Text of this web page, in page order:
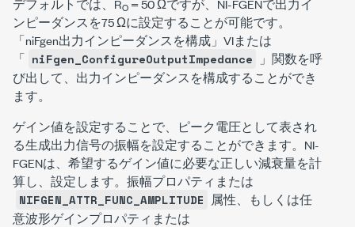
デフォルトでは、RO = 50 Ωですが、NI-FGENで出力イ
ンピーダンスを75 Ωに設定することが可能です。
「niFgen出力インピーダンスを構成」VIまたは
「 niFgen_ConfigureOutputImpedance
」関数を呼
び出して、出力インピーダンスを構成することができ
ます。
ゲイン値を設定することで、ピーク電圧として表され
る生成出力信号の振幅を設定することができます。NI-
FGENは、希望するゲイン値に必要な正しい減衰量を計
算し、設定します。振幅プロパティまたは
NIFGEN_ATTR_FUNC_AMPLITUDE 属性、もしくは任
意波形ゲインプロパティまたは